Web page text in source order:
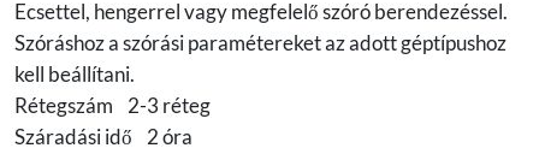
Ecsettel, hengerrel vagy megfelelő szóró berendezéssel.
Szóráshoz a szórási paramétereket az adott géptípushoz
kell beállítani.
Rétegszám 2-3 réteg
Száradási idő 2 óra